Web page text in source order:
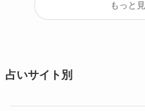
もっと
占いサイト別